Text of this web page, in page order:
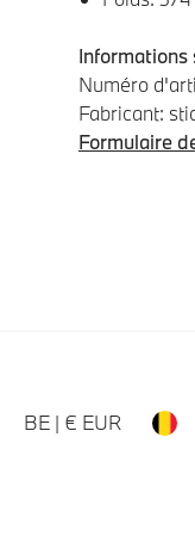
Numéro
Fabricant:
Formulaire
BE | € EUR